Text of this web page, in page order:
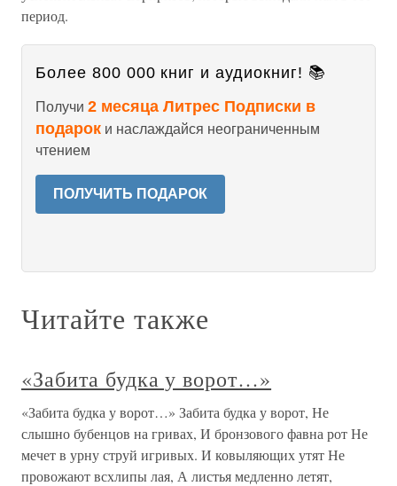
период.
Более 800 000 книг и аудиокниг! 📚
Получи 2 месяца Литрес Подписки в
подарок и наслаждайся неограниченным
чтением
ПОЛУЧИТЬ ПОДАРОК
Читайте также
«Забита будка у ворот…»
«Забита будка у ворот…» Забита будка у ворот, Не
слышно бубенцов на гривах, И бронзового фавна рот Не
мечет в урну струй игривых. И ковыляющих утят Не
провожают всхлипы лая, А листья медленно летят,